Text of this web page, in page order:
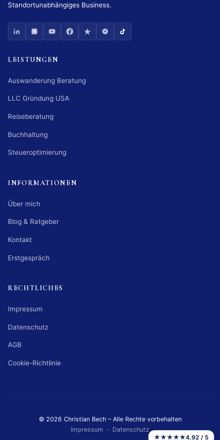
Standortunabhängiges Business.
LEISTUNGEN
Auswanderung Beratung
LLC Gründung USA
Reiseberatung
Buchhaltung
Steueroptimierung
INFORMATIONEN
Über mich
Blog & Ratgeber
Kontakt
Erstgespräch
RECHTLICHES
Impressum
Datenschutz
AGB
Cookie-Richtlinie
© 2026 Christian Bech – Alle Rechte vorbehalten
Impressum · Datenschutz
★★★★★4,92 / 5